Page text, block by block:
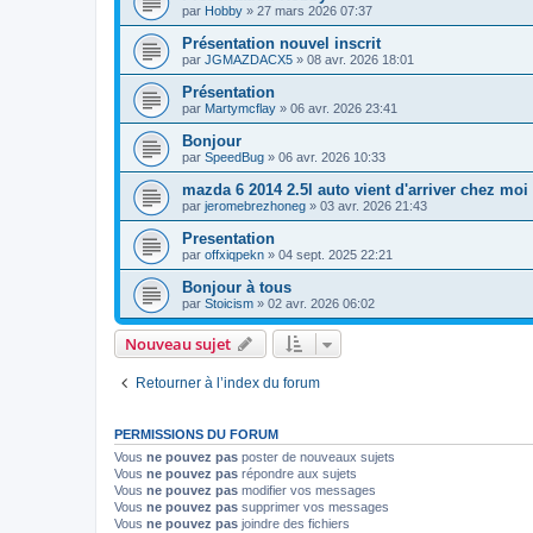
par Hobby » 27 mars 2026 07:37
Présentation nouvel inscrit
par JGMAZDACX5 » 08 avr. 2026 18:01
Présentation
par Martymcflay » 06 avr. 2026 23:41
Bonjour
par SpeedBug » 06 avr. 2026 10:33
mazda 6 2014 2.5l auto vient d'arriver chez moi
par jeromebrezhoneg » 03 avr. 2026 21:43
Presentation
par offxiqpekn » 04 sept. 2025 22:21
Bonjour à tous
par Stoicism » 02 avr. 2026 06:02
Nouveau sujet
Retourner à l’index du forum
PERMISSIONS DU FORUM
Vous ne pouvez pas poster de nouveaux sujets
Vous ne pouvez pas répondre aux sujets
Vous ne pouvez pas modifier vos messages
Vous ne pouvez pas supprimer vos messages
Vous ne pouvez pas joindre des fichiers